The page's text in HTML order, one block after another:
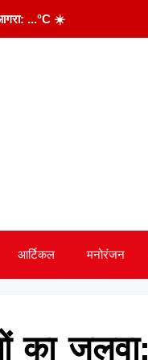
...°C ☀️
आर्टिकल मनोरंजन
का जलवा: